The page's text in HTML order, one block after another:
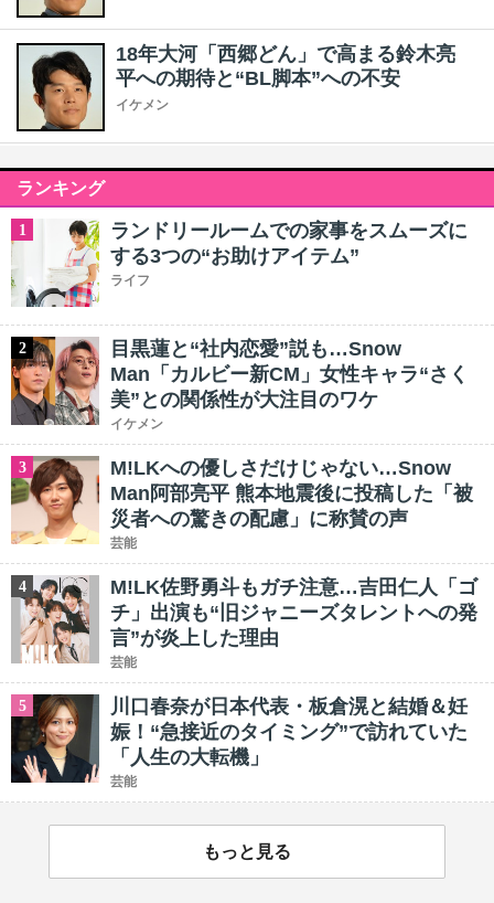
18年大河「西郷どん」で高まる鈴木亮
平への期待と“BL脚本”への不安
イケメン
ランキング
1
ランドリールームでの家事をスムーズに
する3つの“お助けアイテム”
ライフ
2
目黒蓮と“社内恋愛”説も…Snow
Man「カルビー新CM」女性キャラ“さく
美”との関係性が大注目のワケ
イケメン
3
M!LKへの優しさだけじゃない…Snow
Man阿部亮平 熊本地震後に投稿した「被
災者への驚きの配慮」に称賛の声
芸能
4
M!LK佐野勇斗もガチ注意…吉田仁人「ゴ
チ」出演も“旧ジャニーズタレントへの発
言”が炎上した理由
芸能
5
川口春奈が日本代表・板倉滉と結婚＆妊
娠！“急接近のタイミング”で訪れていた
「人生の大転機」
芸能
もっと見る